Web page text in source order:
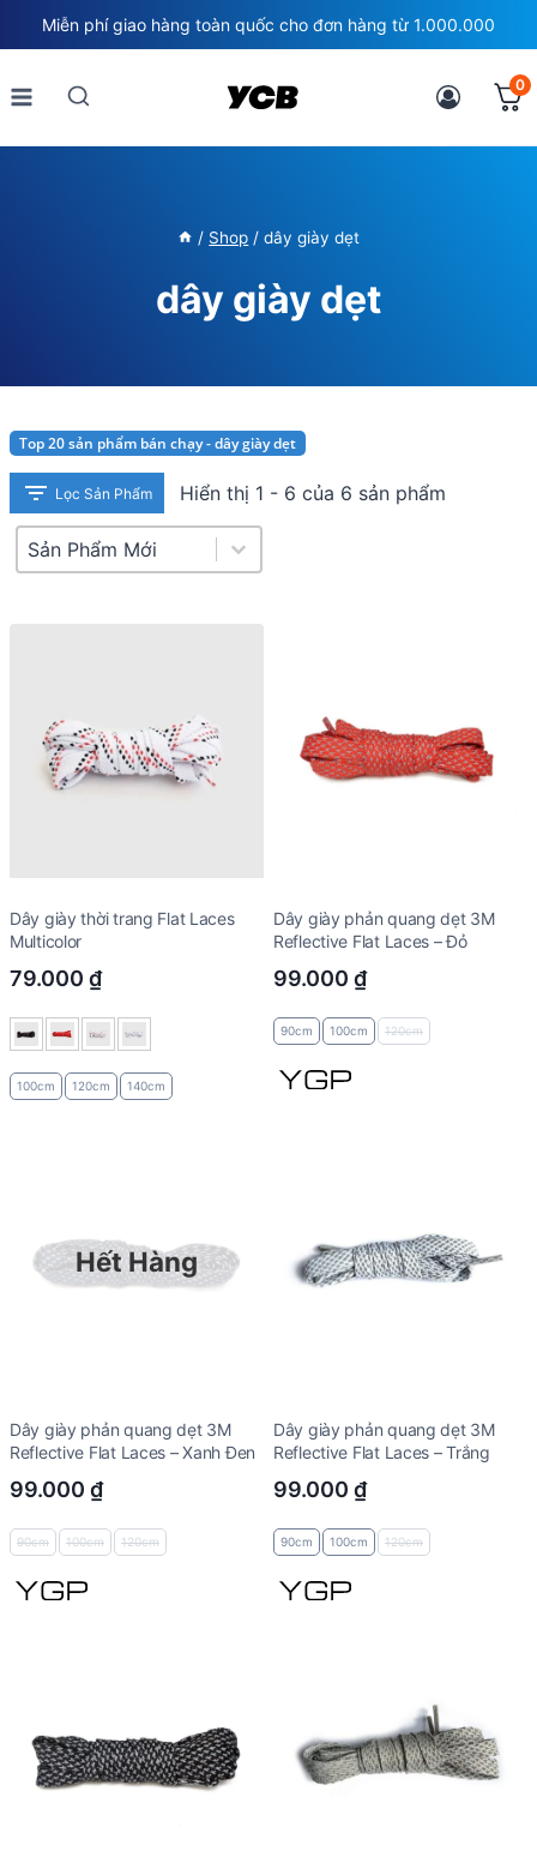
to
content
Miễn phí giao hàng toàn quốc cho đơn hàng từ 1.000.000
0
/ Shop / dây giày dẹt
dây giày dẹt
Top 20 sản phẩm bán chạy - dây giày dẹt
Lọc Sản Phẩm Hiển thị 1 - 6 của 6 sản phẩm
Product Sort
Sort content
Dây giày thời trang Flat Laces
Multicolor
79.000 ₫
100cm 120cm 140cm
Dây giày phản quang dẹt 3M
Reflective Flat Laces – Đỏ
99.000 ₫
90cm 100cm 120cm
Hết Hàng
Dây giày phản quang dẹt 3M
Reflective Flat Laces – Xanh Đen
99.000 ₫
90cm 100cm 120cm
Dây giày phản quang dẹt 3M
Reflective Flat Laces – Trắng
99.000 ₫
90cm 100cm 120cm